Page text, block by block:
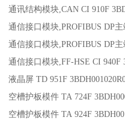
通讯结构模块,CAN CI 910F
通信接口模块,PROFIBUS DP
通信接口模块,PROFIBUS DP主
通信接口模块,FF-HSE CI 940F
液晶屏 TD 951F
空槽护板模件 TA 724F
空槽护板模件 TA 924F